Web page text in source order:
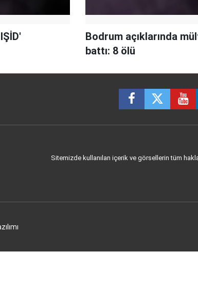
Bodrum açıklarında
battı: 8 ölü
Sitemizde kullanılan içerik ve görsellerin tüm